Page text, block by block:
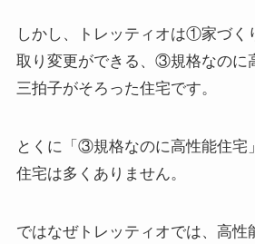
しかし、トレッティオは①家づ
取り変更ができる、③規格なのに
三拍子がそろった住宅です。
とくに「③規格なのに高性能住宅
住宅は多くありません。
ではなぜトレッティオでは、高性